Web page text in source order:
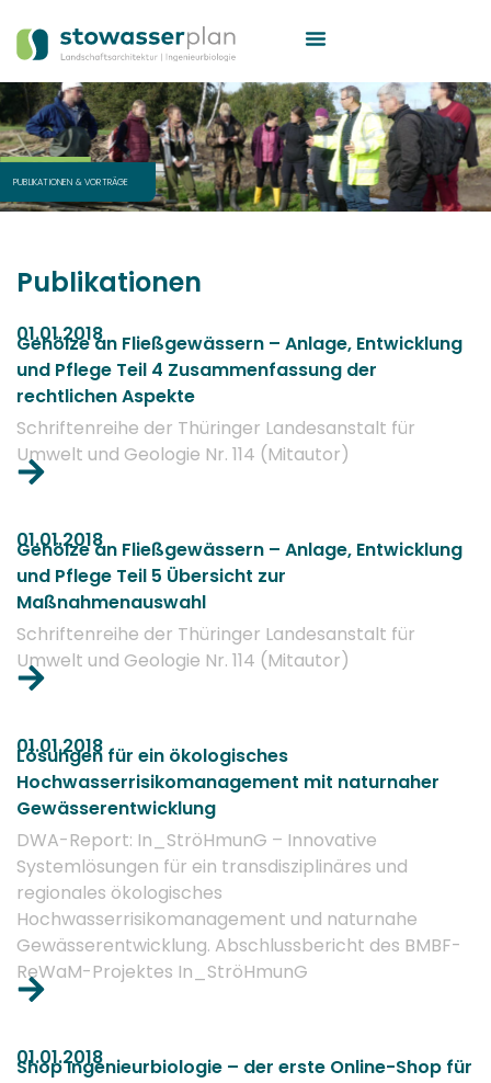
PUBLIKATIONEN &VORTRÄGE
Publikationen
01.01.2018
Gehölze an Fließgewässern – Anlage, Entwicklung
und Pflege Teil 4 Zusammenfassung der
rechtlichen Aspekte
Schriftenreihe der Thüringer Landesanstalt für
Umwelt und Geologie Nr. 114 (Mitautor)
01.01.2018
Gehölze an Fließgewässern – Anlage, Entwicklung
und Pflege Teil 5 Übersicht zur
Maßnahmenauswahl
Schriftenreihe der Thüringer Landesanstalt für
Umwelt und Geologie Nr. 114 (Mitautor)
01.01.2018
Lösungen für ein ökologisches
Hochwasserrisikomanagement mit naturnaher
Gewässerentwicklung
DWA-Report: In_StröHmunG – Innovative
Systemlösungen für ein transdisziplinäres und
regionales ökologisches
Hochwasserrisikomanagement und naturnahe
Gewässerentwicklung. Abschlussbericht des BMBF-
ReWaM-Projektes In_StröHmunG
01.01.2018
Shop Ingenieurbiologie – der erste Online-Shop für